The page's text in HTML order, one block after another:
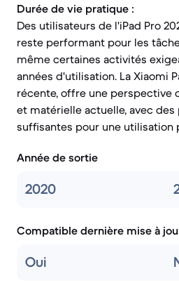
Durée de vie pratique :
Des utilisateurs de l'iPad Pro
reste performant pour les
même certaines activités
années d'utilisation. La Xiaomi
récente, offre une perspective
et matérielle actuelle, avec
suffisantes pour une utilisation
Année de sortie
2020
Compatible dernière mise à
Oui